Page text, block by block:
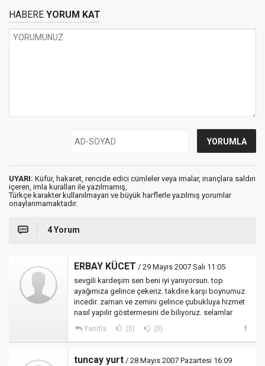
HABERE YORUM KAT
UYARI: Küfür, hakaret, rencide edici cümleler veya imalar, inançlara saldırı
içeren, imla kuralları ile yazılmamış,
Türkçe karakter kullanılmayan ve büyük harflerle yazılmış yorumlar
onaylanmamaktadır.
4 Yorum
ERBAY KÜCET / 29 Mayıs 2007 Salı 11:05
sevgili kardeşim sen beni iyi yanıyorsun. top
ayağımıza gelince çekeriz. takdire karşı boynumuz
incedir. zaman ve zemini gelince çubukluya hizmet
nasıl yapılır göstermesini de biliyoruz. selamlar
Yanıtla (0) (0)
tuncay yurt / 28 Mayıs 2007 Pazartesi 16:09